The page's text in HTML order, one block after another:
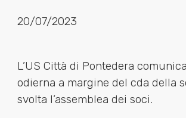
20/07/2023
L’US Città di Pontedera
odierna a margine del cda della
svolta l’assemblea dei soci.